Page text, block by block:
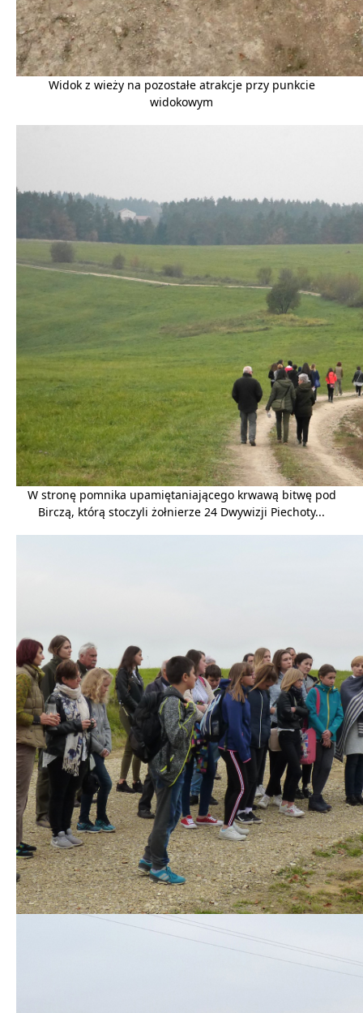
Widok z wieży na pozostałe atrakcje przy punkcie
widokowym
W stronę pomnika upamiętaniającego krwawą bitwę pod
Birczą, którą stoczyli żołnierze 24 Dwywizji Piechoty...